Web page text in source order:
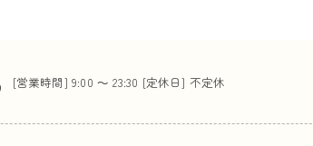
[営業時間] 9:00 ～ 23:30 [定休日] 不定休